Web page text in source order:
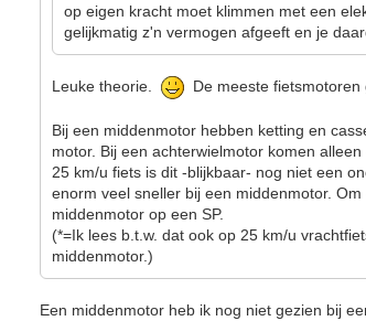
op eigen kracht moet klimmen met een
gelijkmatig z'n vermogen afgeeft en je
Leuke theorie. De meeste
Bij een middenmotor hebben ketting en
motor. Bij een achterwielmotor komen
25 km/u fiets is dit -blijkbaar- nog niet een
enorm veel sneller bij een middenmotor.
middenmotor op een SP.
(*=Ik lees b.t.w. dat ook op 25 km/u
middenmotor.)
Een middenmotor heb ik nog niet gezien bij